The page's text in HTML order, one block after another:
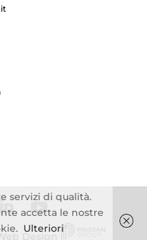
Design
servizi di qualità.
accetta le nostre
Ulteriori